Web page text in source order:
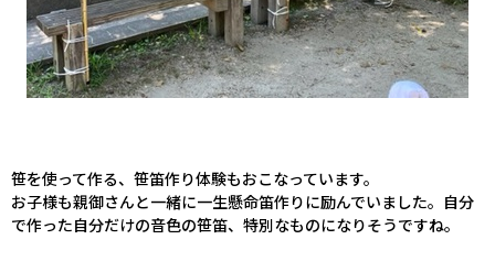
笹を使って作る、笹笛作り体験もおこなっています。
お子様も親御さんと一緒に一生懸命笛作りに励んでいました。自分
で作った自分だけの音色の笹笛、特別なものになりそうですね。